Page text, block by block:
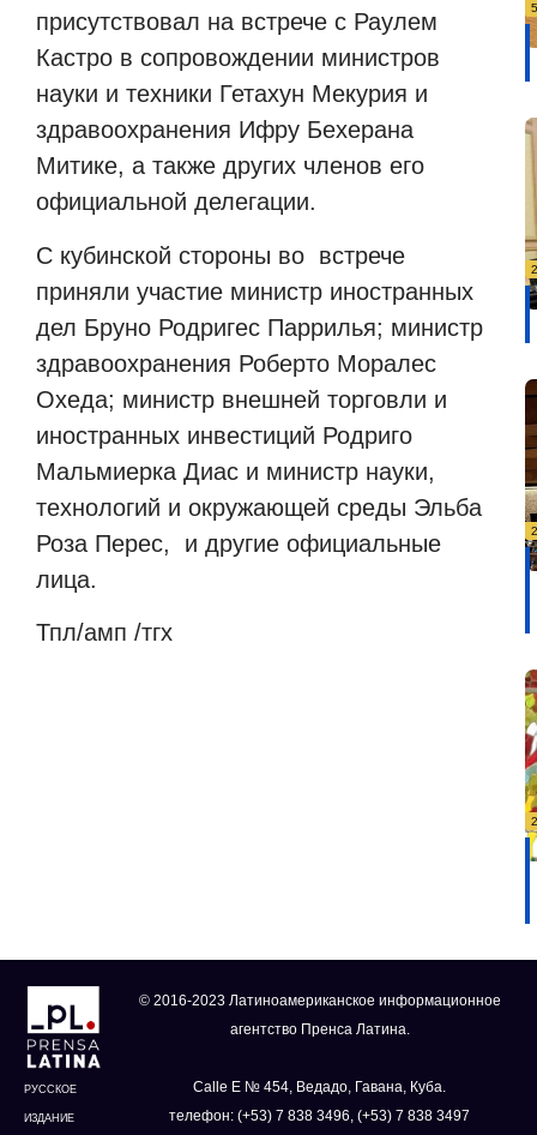
присутствовал на встрече с Раулем
Кастро в сопровождении министров
науки и техники Гетахун Мекурия и
здравоохранения Ифру Бехерана
Митике, а также других членов его
официальной делегации.
С кубинской стороны во встрече
приняли участие министр иностранных
дел Бруно Родригес Паррилья; министр
здравоохранения Роберто Моралес
Охеда; министр внешней торговли и
иностранных инвестиций Родриго
Мальмиерка Диас и министр науки,
технологий и окружающей среды Эльба
Роза Перес, и другие официальные
лица.
Тпл/амп /тгх
РУССКОЕ
ИЗДАНИЕ
© 2016-2023 Латиноамериканское информационное
агентство Пренса Латина.
Calle E № 454, Ведадо, Гавана, Куба.
телефон: (+53) 7 838 3496, (+53) 7 838 3497